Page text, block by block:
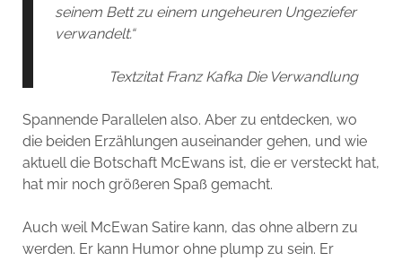
seinem Bett zu einem ungeheuren Ungeziefer
verwandelt.“
Textzitat Franz Kafka Die Verwandlung
Spannende Parallelen also. Aber zu entdecken, wo
die beiden Erzählungen auseinander gehen, und wie
aktuell die Botschaft McEwans ist, die er versteckt hat,
hat mir noch größeren Spaß gemacht.
Auch weil McEwan Satire kann, das ohne albern zu
werden. Er kann Humor ohne plump zu sein. Er